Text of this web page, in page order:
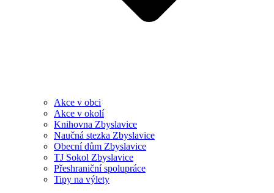
Akce v obci
Akce v okolí
Knihovna Zbyslavice
Naučná stezka Zbyslavice
Obecní dům Zbyslavice
TJ Sokol Zbyslavice
Přeshraniční spolupráce
Tipy na výlety